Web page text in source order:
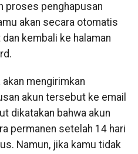
proses penghapusan
akan secara otomatis
kembali ke halaman
mengirimkan
akun tersebut ke email
dikatakan bahwa akun
permanen setelah 14 hari
Namun, jika kamu tidak